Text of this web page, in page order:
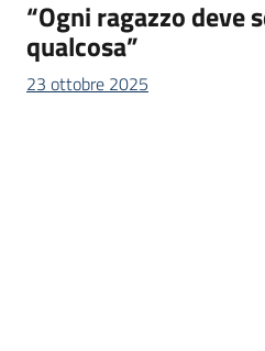
“Ogni ragazzo deve
qualcosa”
23 ottobre 2025